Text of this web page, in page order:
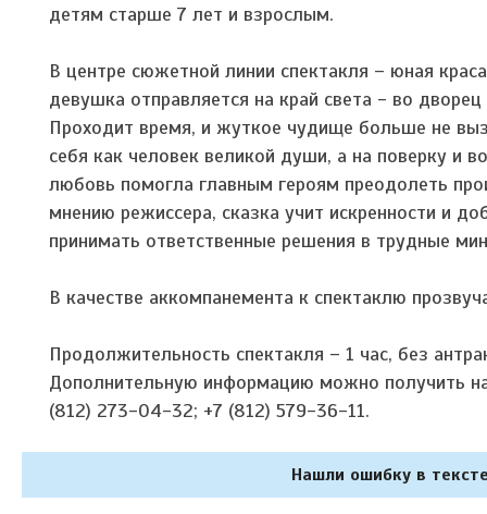
детям старше 7 лет и взрослым.
В центре сюжетной линии спектакля – юная
девушка отправляется на край света - во
Проходит время, и жуткое чудище больше не
себя как человек великой души, а на поверку и
любовь помогла главным героям преодолеть
мнению режиссера, сказка учит искренности и
принимать ответственные решения в трудные
В качестве аккомпанемента к спектаклю
Продолжительность спектакля – 1 час, без
Дополнительную информацию можно получить
(812) 273-04-32; +7 (812) 579-36-11.
Нашли ошибку в